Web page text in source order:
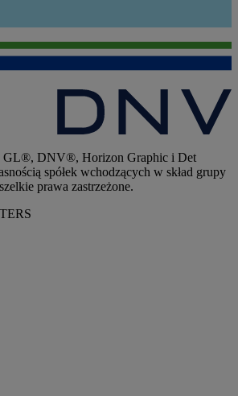
GL®, DNV®, Horizon Graphic i Det
spółek wchodzących w skład grupy
prawa zastrzeżone.